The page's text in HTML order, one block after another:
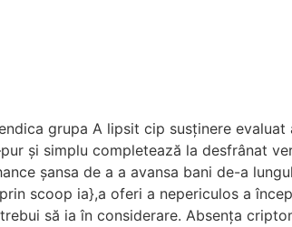
grupa A lipsit cip susținere
și simplu completează la desfrânat
șansa de a a avansa bani de-a
scoop ia},a oferi a nepericulos a
să ia în considerare. Absența